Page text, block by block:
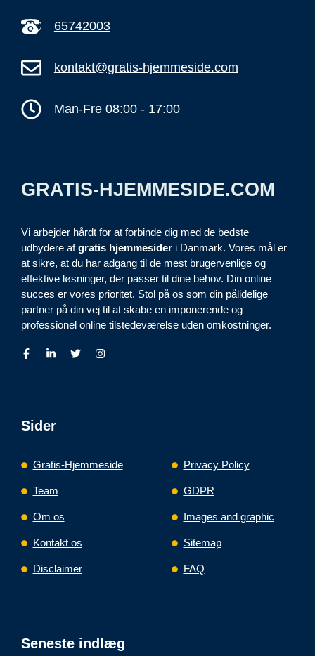
65742003
kontakt@gratis-hjemmeside.com
Man-Fre 08:00 - 17:00
GRATIS-HJEMMESIDE.COM
Vi arbejder hårdt for at forbinde dig med de bedste
udbydere afgratis hjemmesider i Danmark. Vores mål er
at sikre, at du har adgang til de mest brugervenlige og
effektive løsninger, der passer til dine behov. Din online
succes er vores prioritet. Stol på os som din pålidelige
partner på din vej til at skabe en imponerende og
professionel online tilstedeværelse uden omkostninger.
Sider
Gratis-Hjemmeside
Team
Om os
Kontakt os
Disclaimer
Privacy Policy
GDPR
Images and graphic
Sitemap
FAQ
Seneste indlæg